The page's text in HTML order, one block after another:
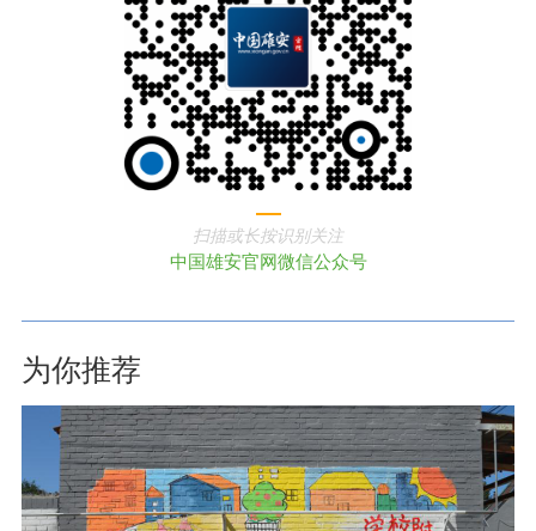
扫描或长按识别关注
中国雄安官网微信公众号
为你推荐